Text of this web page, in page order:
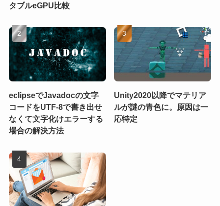
タブルeGPU比較
eclipseでJavadocの文字
コードをUTF-8で書き出せ
なくて文字化けエラーする
場合の解決方法
Unity2020以降でマテリア
ルが謎の青色に。原因は一
応特定